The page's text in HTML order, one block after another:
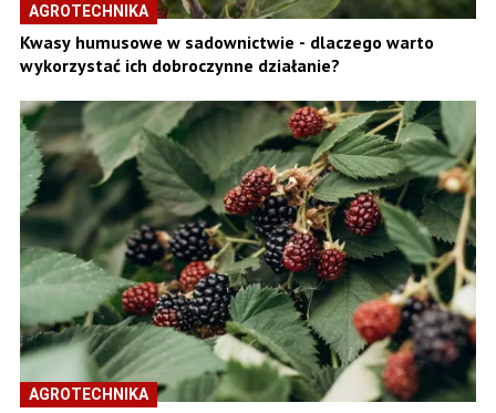
AGROTECHNIKA
Kwasy humusowe w sadownictwie - dlaczego warto
wykorzystać ich dobroczynne działanie?
AGROTECHNIKA